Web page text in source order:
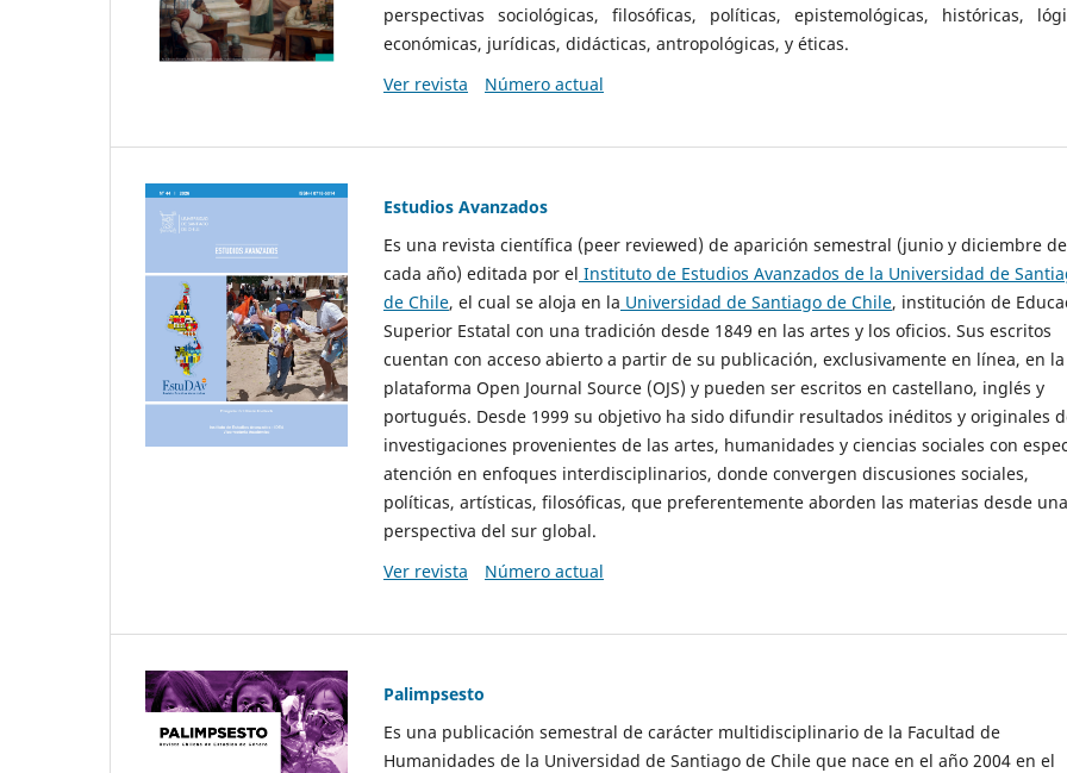
perspectivas sociológicas, filosóficas, políticas, epistemológicas, históricas,
económicas, jurídicas, didácticas, antropológicas, y éticas.
Ver revista
Número actual
Estudios Avanzados
Es una revista científica (peer reviewed) de aparición semestral (junio y diciembre de
cada año) editada por el Instituto de Estudios Avanzados de la Universidad de
de Chile, el cual se aloja en la Universidad de Santiago de Chile, institución de
Superior Estatal con una tradición desde 1849 en las artes y los oficios. Sus escritos
cuentan con acceso abierto a partir de su publicación, exclusivamente en línea, en la
plataforma Open Journal Source (OJS) y pueden ser escritos en castellano, inglés y
portugués. Desde 1999 su objetivo ha sido difundir resultados inéditos y originales
investigaciones provenientes de las artes, humanidades y ciencias sociales con
atención en enfoques interdisciplinarios, donde convergen discusiones sociales,
políticas, artísticas, filosóficas, que preferentemente aborden las materias desde una
perspectiva del sur global.
Ver revista
Número actual
Palimpsesto
Es una publicación semestral de carácter multidisciplinario de la Facultad de
Humanidades de la Universidad de Santiago de Chile que nace en el año 2004 en el